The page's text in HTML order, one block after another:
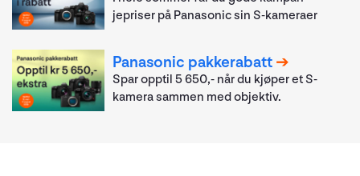
jepriser på Panasonic sin S-kameraer
Panasonic pakkerabatt
Spar opptil 5 650,- når du kjøper et S-
kamera sammen med objektiv.